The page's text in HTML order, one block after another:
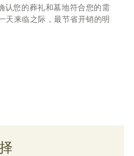
认您的葬礼和墓地符合您的需
天来临之际，最节省开销的明